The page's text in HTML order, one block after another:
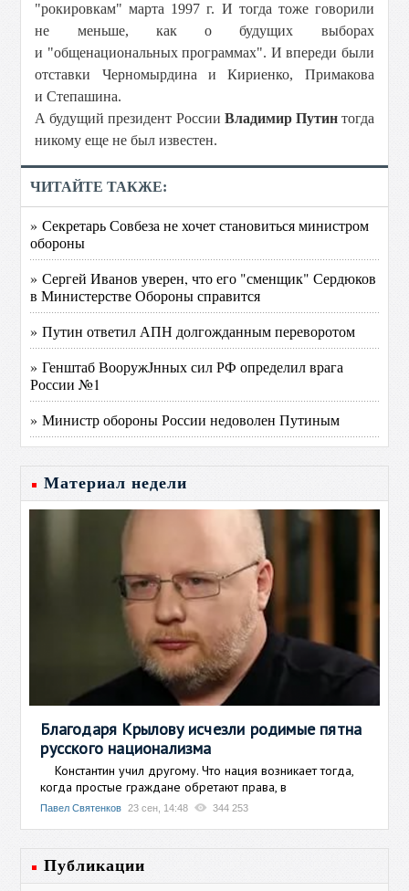
"рокировкам" марта 1997 г. И тогда тоже говорили
не меньше, как о будущих выборах
и "общенациональных программах". И впереди были
отставки Черномырдина и Кириенко, Примакова
и Степашина.
А будущий президент России Владимир Путинтогда
никому еще не был известен.
ЧИТАЙТЕ ТАКЖЕ:
» Секретарь Совбеза не хочет становиться министром
обороны
» Сергей Иванов уверен, что его "сменщик" Сердюков
в Министерстве Обороны справится
» Путин ответил АПН долгожданным переворотом
» Генштаб ВооружЈнных сил РФ определил врага
России №1
» Министр обороны России недоволен Путиным
Материал недели
Благодаря Крылову исчезли родимые пятна
русского национализма
Константин учил другому. Что нация возникает тогда,
когда простые граждане обретают права, в
Павел Святенков 23 сен, 14:48 344 253
Публикации